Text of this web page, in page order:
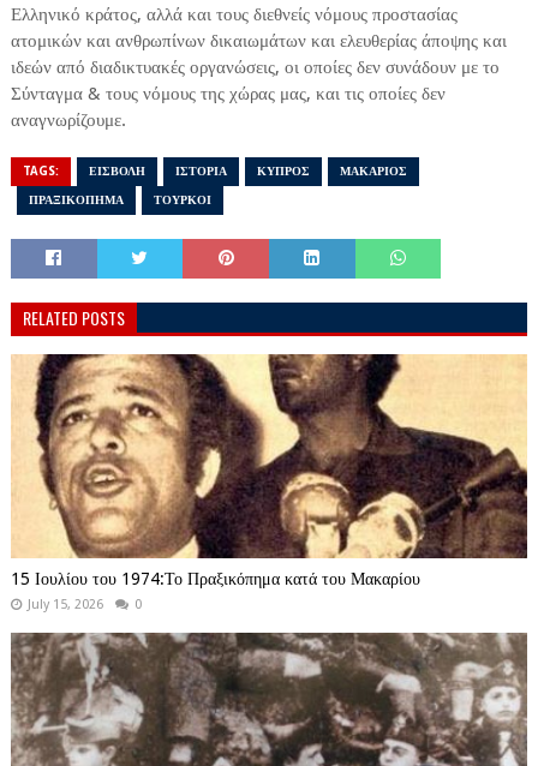
Ελληνικό κράτος, αλλά και τους διεθνείς νόμους προστασίας
ατομικών και ανθρωπίνων δικαιωμάτων και ελευθερίας άποψης και
ιδεών από διαδικτυακές οργανώσεις, οι οποίες δεν συνάδουν με το
Σύνταγμα & τους νόμους της χώρας μας, και τις οποίες δεν
αναγνωρίζουμε.
TAGS: ΕΙΣΒΟΛΗ ΙΣΤΟΡΙΑ ΚΥΠΡΟΣ ΜΑΚΑΡΙΟΣ
ΠΡΑΞΙΚΟΠΗΜΑ ΤΟΥΡΚΟΙ
RELATED POSTS
15 Ιουλίου του 1974:Το Πραξικόπημα κατά του Μακαρίου
July 15, 2026 0